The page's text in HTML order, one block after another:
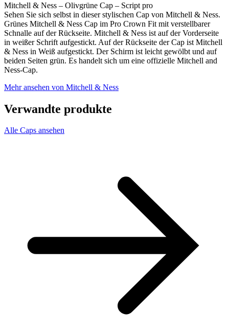
Mitchell & Ness – Olivgrüne Cap – Script pro
Sehen Sie sich selbst in dieser stylischen Cap von Mitchell & Ness.
Grünes Mitchell & Ness Cap im Pro Crown Fit mit verstellbarer
Schnalle auf der Rückseite. Mitchell & Ness ist auf der Vorderseite
in weißer Schrift aufgestickt. Auf der Rückseite der Cap ist Mitchell
& Ness in Weiß aufgestickt. Der Schirm ist leicht gewölbt und auf
beiden Seiten grün. Es handelt sich um eine offizielle Mitchell and
Ness-Cap.
Mehr ansehen von Mitchell & Ness
Verwandte produkte
Alle Caps ansehen